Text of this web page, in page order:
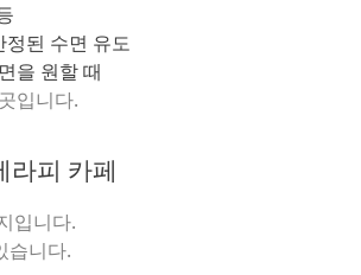
정된 수면 유도
을 원할 때
입니다.
라피 카페
입니다.
습니다.